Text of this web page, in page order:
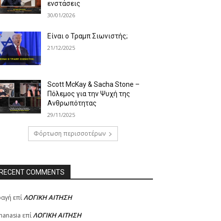
ενστάσεις
30/01/2026
Είναι ο Τραμπ Σιωνιστής;
21/12/2025
Scott McKay & Sacha Stone –
Πόλεμος για την Ψυχή της
Ανθρωπότητας
29/11/2025
Φόρτωση περισσοτέρων
COMMENTS
επίΛΟΓΙΚΗ ΑΙΤΗΣΗ
επίΛΟΓΙΚΗ ΑΙΤΗΣΗ